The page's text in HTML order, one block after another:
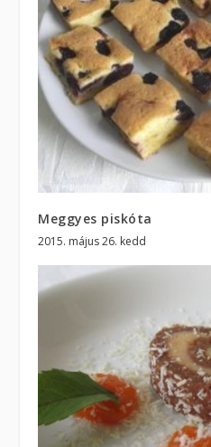
Meggyes piskóta
2015. május 26. kedd